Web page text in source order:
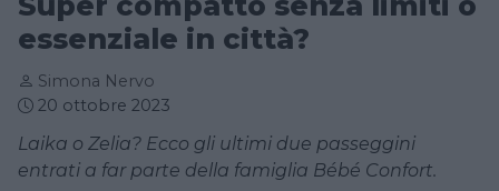
essenziale in città?
Simona Nervo
20 ottobre 2023
Laika o Zelia? Ecco gli ultimi due passeggini
entrati a far parte della famiglia Bébé Confort.